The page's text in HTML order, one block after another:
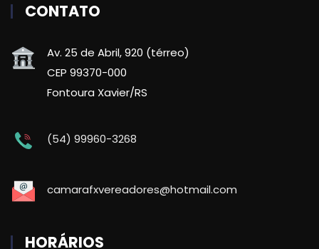
CONTATO
Av. 25 de Abril, 920 (térreo)
CEP 99370-000
Fontoura Xavier/RS
(54) 99960-3268
camarafxvereadores@hotmail.com
HORÁRIOS